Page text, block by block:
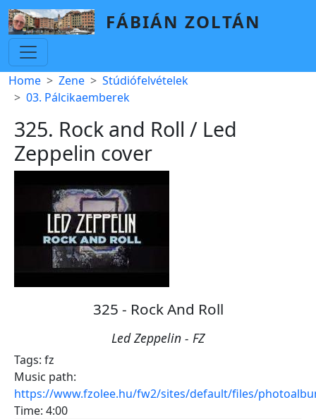
Skip to main content
FÁBIÁN ZOLTÁN
Breadcrumb
Home Zene
Stúdiófelvételek
03. Pálcikaemberek
325. Rock and Roll / Led
Zeppelin cover
325 - Rock And Roll
Led Zeppelin - FZ
Tags: fz
Music path:
https://www.fzolee.hu/fw2/sites/default/files/
Time: 4:00